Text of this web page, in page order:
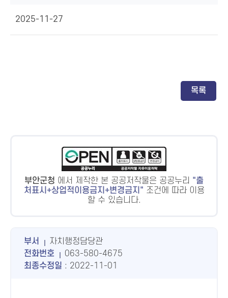
2025-11-27
목록
부안군청 에서 제작한 본 공공저작물은 공공누리
출
처표시+상업적이용금지+변경금지
조건에 따라 이용
할 수 있습니다.
부서
자치행정담당관
전화번호
063-580-4675
최종수정일 : 2022-11-01